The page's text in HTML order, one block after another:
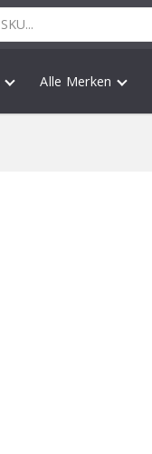
Alle Merken